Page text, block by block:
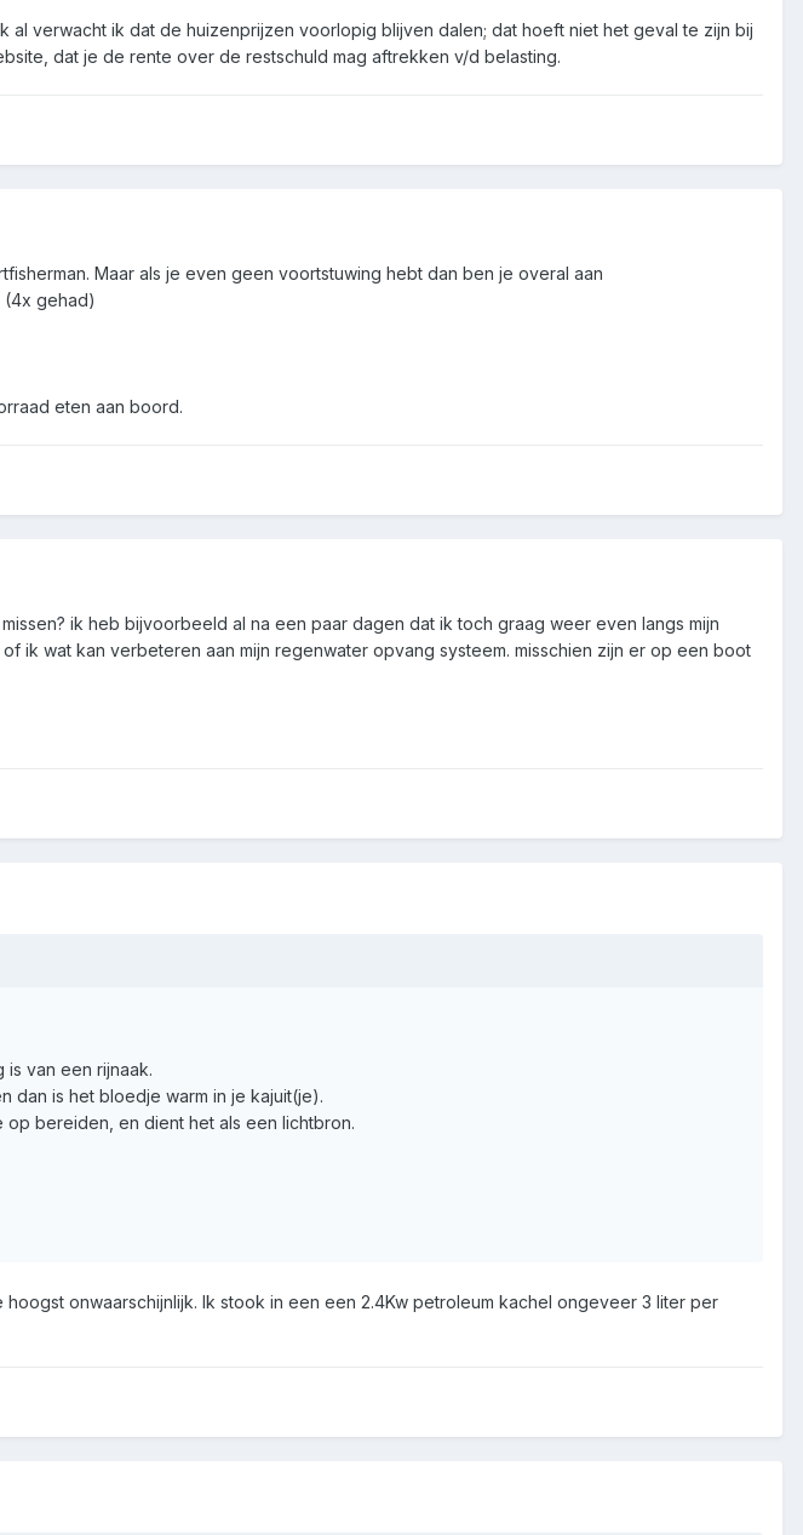
verwacht ik dat de huizenprijzen voorlopig blijven dalen; dat hoeft niet het geval te zijn bij
dat je de rente over de restschuld mag aftrekken v/d belasting.
Maar als je even geen voortstuwing hebt dan ben je overal aan
(4x gehad)
eten aan boord.
ik heb bijvoorbeeld al na een paar dagen dat ik toch graag weer even langs mijn
ik wat kan verbeteren aan mijn regenwater opvang systeem. misschien zijn er op een boot
van een rijnaak.
dan is het bloedje warm in je kajuit(je).
bereiden, en dient het als een lichtbron.
hoogst onwaarschijnlijk. Ik stook in een een 2.4Kw petroleum kachel ongeveer 3 liter per